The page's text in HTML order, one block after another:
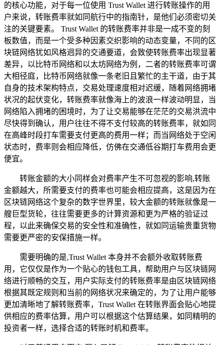
的核心功能，对于每一位使用 Trust Wallet 进行转账操作的用
户来说，转账费率就如同航行中的指南针，是他们必须密切关
注的关键要素。 Trust Wallet 的转账费率并非是一成不变的刻
板数值，而是一个受多种因素交织影响的动态变量，不同的区
块链网络犹如风格迥异的交通要道，会致使转账费率出现显著
差异，以比特币网络和以太坊网络为例，二者的转账费率可谓
大相径庭，比特币网络就像一条老旧且繁忙的主干道，由于其
自身的技术架构特点，交易处理速度相对迟缓，随着网络拥堵
状况的起伏变化，转账费率就像海上的波浪一样波动明显，当
网络陷入拥堵的困境时，为了让交易能够在茫茫的交易洪流中
尽快得到确认，用户往往不得不支付较高的转账费率，就如同
在高峰时段打车需要支付更高的费用一样；而当网络处于空闲
状态时，费率则会相应降低，仿佛在交通低谷期打车费用会更
便宜。
转账金额的大小同样会对费率产生不可忽视的影响,转账
金额越大，所需要支付的费率也可能会相应提高，这是因为在
区块链网络这个复杂的数字世界里，较大金额的转账就像是一
艘巨型货轮，往往需要更多的计算资源和更为严格的验证过
程，以此来确保交易的安全性和准确性，就如同运输贵重货物
需要更严密的安保措施一样。
需要明确的是,Trust Wallet 本身并不会额外收取转账费
用，它仅仅是作为一个贴心的钱包工具，帮助用户与区块链网
络进行顺畅的交互，用户实际支付的转账费率是由区块链网络
根据其既定规则和当前的网络状况来确定的，为了让用户能够
更加清晰地了解转账费率，Trust Wallet 在转账界面会贴心地提
供相应的费率估算，用户可以根据这个估算结果，如同精明的
投资者一样，选择合适的转账时机和费率。